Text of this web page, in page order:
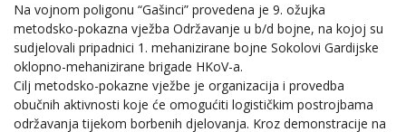
Na vojnom poligonu “Gašinci” provedena je 9. ožujka
metodsko-pokazna vježba Održavanje u b/d bojne, na kojoj su
sudjelovali pripadnici 1. mehanizirane bojne Sokolovi Gardijske
oklopno-mehanizirane brigade HKoV-a.
Cilj metodsko-pokazne vježbe je organizacija i provedba
obučnih aktivnosti koje će omogućiti logističkim postrojbama
održavanja tijekom borbenih djelovanja. Kroz demonstracije na